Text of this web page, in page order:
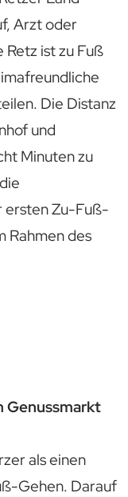
Arzt oder
Retz ist zu Fuß
Die Distanz
und
Minuten zu
ersten Zu-Fuß-
Rahmen des
als einen
Gehen. Darauf